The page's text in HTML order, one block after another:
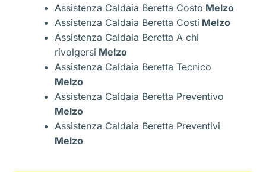
Assistenza Caldaia Beretta Costo Melzo
Assistenza Caldaia Beretta Costi Melzo
Assistenza Caldaia Beretta A chi
rivolgersi Melzo
Assistenza Caldaia Beretta Tecnico
Melzo
Assistenza Caldaia Beretta Preventivo
Melzo
Assistenza Caldaia Beretta Preventivi
Melzo